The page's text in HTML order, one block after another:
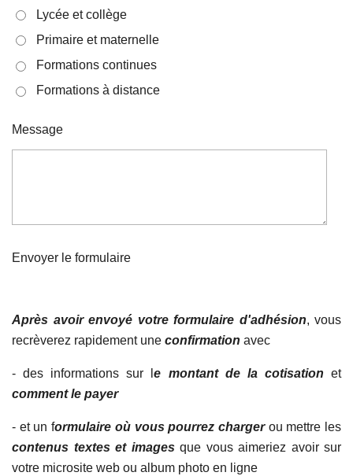
Lycée et collège
Primaire et maternelle
Formations continues
Formations à distance
Message
Envoyer le formulaire
Après avoir envoyé votre formulaire d'adhésion, vous
recrèverez rapidement une confirmation avec
- des informations sur le montant de la cotisation et
comment le payer
- et un formulaire où vous pourrez chargerou mettre les
contenus textes et imagesque vous aimeriez avoir sur
votre microsite web ou album photo en ligne